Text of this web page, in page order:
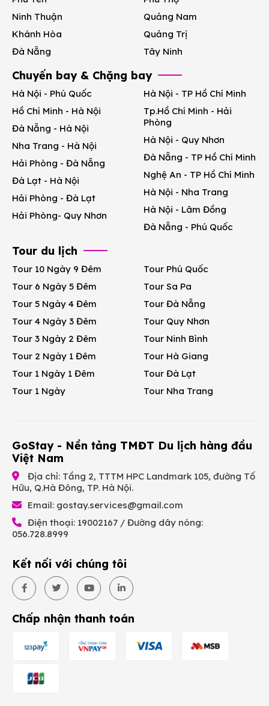
Ninh Thuận
Khánh Hòa
Đà Nẵng
Quảng Nam
Quảng Trị
Tây Ninh
Chuyến bay & Chặng bay
Hà Nội - Phú Quốc
Hồ Chí Minh - Hà Nội
Đà Nẵng - Hà Nội
Nha Trang - Hà Nội
Hải Phòng - Đà Nẵng
Đà Lạt - Hà Nội
Hải Phòng - Đà Lạt
Hải Phòng- Quy Nhơn
Hà Nội - TP Hồ Chí Minh
Tp.Hồ Chí Minh - Hải
Phòng
Hà Nội - Quy Nhơn
Đà Nẵng - TP Hồ Chí Minh
Nghệ An - TP Hồ Chí Minh
Hà Nội - Nha Trang
Hà Nội - Lâm Đồng
Đà Nẵng - Phú Quốc
Tour du lịch
Tour 10 Ngày 9 Đêm
Tour 6 Ngày 5 Đêm
Tour 5 Ngày 4 Đêm
Tour 4 Ngày 3 Đêm
Tour 3 Ngày 2 Đêm
Tour 2 Ngày 1 Đêm
Tour 1 Ngày 1 Đêm
Tour 1 Ngày
Tour Phú Quốc
Tour Sa Pa
Tour Đà Nẵng
Tour Quy Nhơn
Tour Ninh Bình
Tour Hà Giang
Tour Đà Lạt
Tour Nha Trang
GoStay - Nền tảng TMĐT Du lịch hàng đầu
Việt Nam
Địa chỉ: Tầng 2, TTTM HPC Landmark 105, đường Tố
Hữu, Q.Hà Đông, TP. Hà Nội.
Email: gostay.services@gmail.com
Điện thoại: 19002167 / Đường dây nóng:
056.728.8999
Kết nối với chúng tôi
Chấp nhận thanh toán